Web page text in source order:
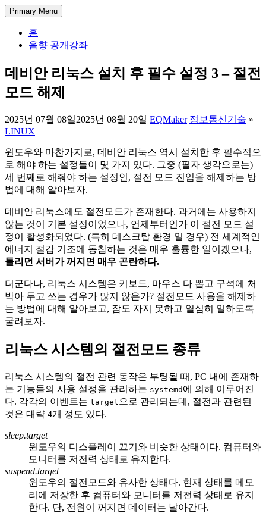
Skip
to
content
DectENG – 교양있는 엔지니어
1998년부터 한 길만 걸어온 미디어 엔지니어의 기술 블로그. 아
까지, 실무에서 사용되는 방송과 통신 그리고 정보 기술에 대한
경험과 가이드를 공유합니다.
Primary Menu
홈
음향 공개강좌
데비안 리눅스 설치 후 필수 설정 3 – 절전
모드 해제
2025년 07월 08일2025년 08월 20일 EQMaker 정보통신기술 »
LINUX
윈도우와 마찬가지로, 데비안 리눅스 역시 설치한 후 필수적으
로 해야 하는 설정들이 몇 가지 있다. 그중 (필자 생각으로는)
세 번째로 해줘야 하는 설정인, 절전 모드 진입을 해제하는 방
법에 대해 알아보자.
데비안 리눅스에도 절전모드가 존재한다. 과거에는 사용하지
않는 것이 기본 설정이었으나, 언제부터인가 이 절전 모드 설
정이 활성화되었다. (특히 데스크탑 환경 일 경우) 전 세계적인
에너지 절감 기조에 동참하는 것은 매우 훌륭한 일이겠으나,
돌리던 서버가 꺼지면 매우 곤란하다.
더군다나, 리눅스 시스템은 키보드, 마우스 다 뽑고 구석에 처
박아 두고 쓰는 경우가 많지 않은가? 절전모드 사용을 해제하
는 방법에 대해 알아보고, 잠도 자지 못하고 열심히 일하도록
굴려보자.
리눅스 시스템의 절전모드 종류
리눅스 시스템의 절전 관련 동작은 부팅될 때, PC 내에 존재하
는 기능들의 사용 설정을 관리하는 systemd 에 의해 이루어진
다. 각각의 이벤트는 target 으로 관리되는데, 절전과 관련된
것은 대략 4개 정도 있다.
sleep.target
윈도우의 디스플레이 끄기와 비슷한 상태이다. 컴퓨터와
모니터를 저전력 상태로 유지한다.
suspend.target
윈도우의 절전모드와 유사한 상태다. 현재 상태를 메모
리에 저장한 후 컴퓨터와 모니터를 저전력 상태로 유지
한다. 단, 전원이 꺼지면 데이터는 날아간다.